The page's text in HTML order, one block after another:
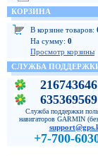
КОРЗИНА
В корзине товаров:
На сумму: 0
Просмотр корзины
СЛУЖБА
216743646
635369569
Служба поддержки
навигаторов GARMIN
+7-700-